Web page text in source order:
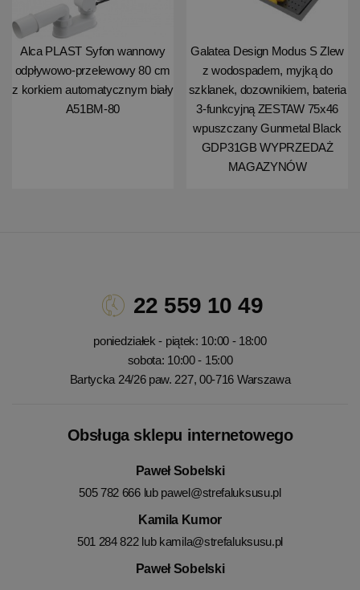
Alca PLAST Syfon wannowy
odpływowo-przelewowy 80 cm
z korkiem automatycznym biały
A51BM-80
Galatea Design Modus S Zlew
z wodospadem, myjką do
szklanek, dozownikiem, bateria
3-funkcyjną ZESTAW 75x46
wpuszczany Gunmetal Black
GDP31GB WYPRZEDAŻ
MAGAZYNÓW
22 559 10 49
poniedziałek - piątek: 10:00 - 18:00
sobota: 10:00 - 15:00
Bartycka 24/26 paw. 227, 00-716 Warszawa
Obsługa sklepu internetowego
Paweł Sobelski
505 782 666 lub pawel@strefaluksusu.pl
Kamila Kumor
501 284 822 lub kamila@strefaluksusu.pl
Paweł Sobelski